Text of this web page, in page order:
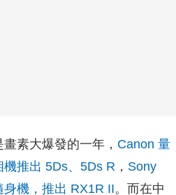
素大爆發的一年， Canon 量
推出 5Ds、5Ds R ， Sony
機，推出 RX1R II。而在中